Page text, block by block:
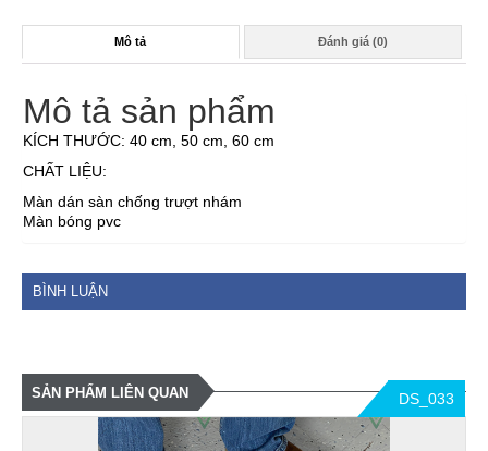
Mô tả Đánh giá (0)
Mô tả sản phẩm
KÍCH THƯỚC: 40 cm, 50 cm, 60 cm
CHẤT LIỆU:
Màn dán sàn chống trượt nhám
Màn bóng pvc
BÌNH LUẬN
SẢN PHẨM LIÊN QUAN DS_033